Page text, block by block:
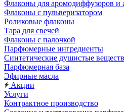
Флаконы для аромодиффузоров и
Флаконы с пульверизатором
Роликовые флаконы
Тара для свечей
Флаконы с палочкой
Парфюмерные ингредиенты
Синтетические душистые
Парфюмерная база
Эфирные масла
Акции
Услуги
Контрактное производство